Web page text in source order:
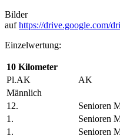
aufhttps://drive.google.com/
Einzelwertung:
10 Kilometer
Pl.AK
AK
Männlich
12.
Senioren
1.
Senioren
1.
Senioren